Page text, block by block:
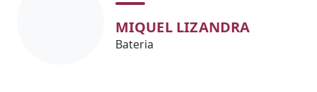
MIQUEL LIZANDRA
Bateria